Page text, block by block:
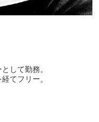
して勤務。
てフリー。